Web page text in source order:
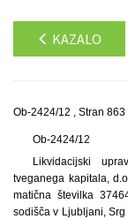
KAZALO
Ob-2424/12 , Stran 863
Ob-2424/12
Likvidacijski
tveganega kapitala,
matična številka
sodišča v Ljubljani,